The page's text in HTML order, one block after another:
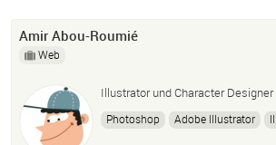
Amir Abou-Roumié
Web
Illustrator und Character Designer
Photoshop Adobe Illustrator